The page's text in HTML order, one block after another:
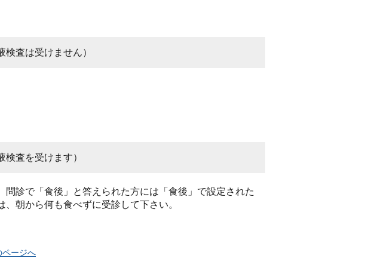
査は受けません）
査を受けます）
診で「食後」と答えられた方には「食後」で設定された
朝から何も食べずに受診して下さい。
ページへ